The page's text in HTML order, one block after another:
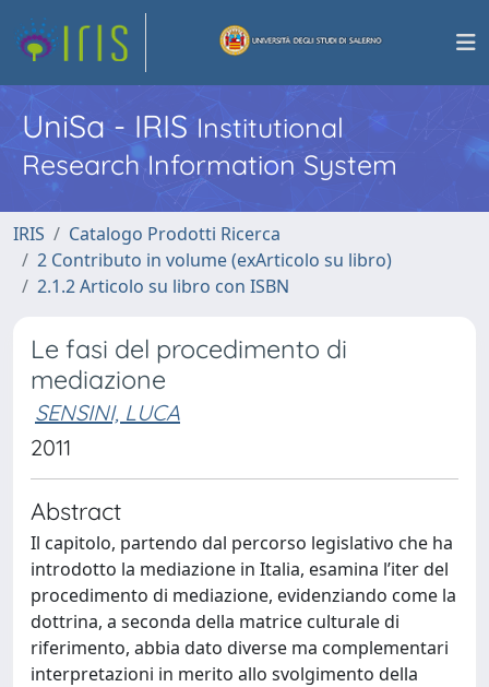
UniSa - IRISInstitutional
Research Information System
IRIS
Catalogo Prodotti Ricerca
2 Contributo in volume (exArticolo su libro)
2.1.2 Articolo su libro con ISBN
Le fasi del procedimento di
mediazione
SENSINI, LUCA
2011
Abstract
Il capitolo, partendo dal percorso legislativo che ha
introdotto la mediazione in Italia, esamina l’iter del
procedimento di mediazione, evidenziando come la
dottrina, a seconda della matrice culturale di
riferimento, abbia dato diverse ma complementari
interpretazioni in merito allo svolgimento della